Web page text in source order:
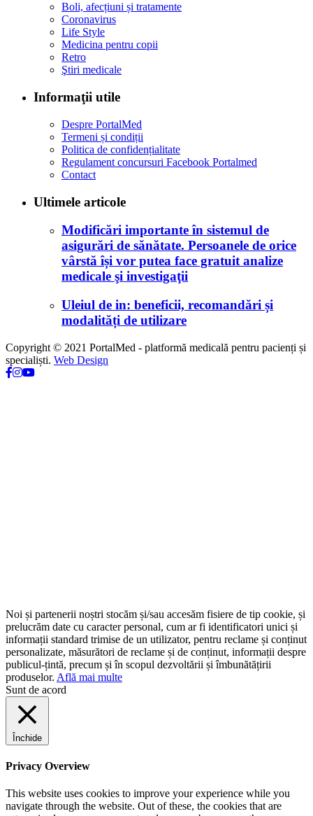
Boli, afecțiuni și tratamente
Coronavirus
Life Style
Medicina pentru copii
Retro
Ştiri medicale
Informaţii utile
Despre PortalMed
Termeni și condiții
Politica de confidențialitate
Regulament concursuri Facebook Portalmed
Contact
Ultimele articole
Modificări importante în sistemul de
asigurări de sănătate. Persoanele de orice
vârstă își vor putea face gratuit analize
medicale şi investigaţii
Uleiul de in: beneficii, recomandări și
modalități de utilizare
Copyright © 2021 PortalMed - platformă medicală pentru pacienți și
specialiști. Web Design
Noi și partenerii noștri stocăm și/sau accesăm fisiere de tip cookie, și
prelucrăm date cu caracter personal, cum ar fi identificatori unici și
informații standard trimise de un utilizator, pentru reclame și conținut
personalizate, măsurători de reclame și de conținut, informații despre
publicul-țintă, precum și în scopul dezvoltării și îmbunătățirii
produselor. Află mai multe
Sunt de acord
Închide
Privacy Overview
This website uses cookies to improve your experience while you
navigate through the website. Out of these, the cookies that are